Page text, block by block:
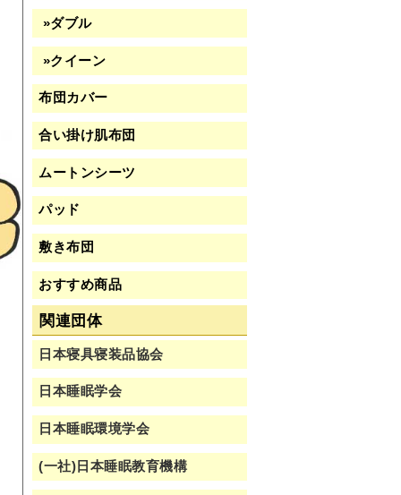
»ダブル
»クイーン
布団カバー
合い掛け肌布団
ムートンシーツ
パッド
敷き布団
おすすめ商品
関連団体
日本寝具寝装品協会
日本睡眠学会
日本睡眠環境学会
(一社)日本睡眠教育機構